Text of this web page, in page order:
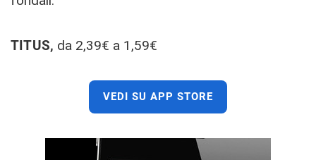
TITUS, da 2,39€ a 1,59€
VEDI SU APP STORE